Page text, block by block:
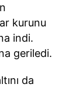
kurunu
indi.
geriledi.
da